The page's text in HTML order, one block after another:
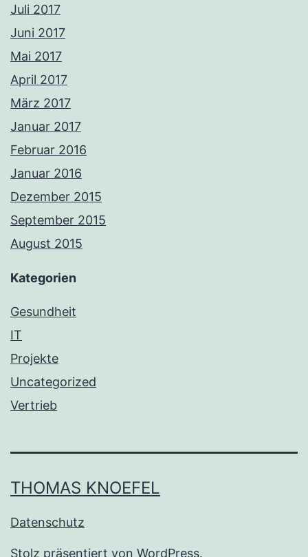
Juli 2017
Juni 2017
Mai 2017
April 2017
März 2017
Januar 2017
Februar 2016
Januar 2016
Dezember 2015
September 2015
August 2015
Kategorien
Gesundheit
IT
Projekte
Uncategorized
Vertrieb
THOMAS KNOEFEL
Datenschutz
Stolz präsentiert von WordPress.